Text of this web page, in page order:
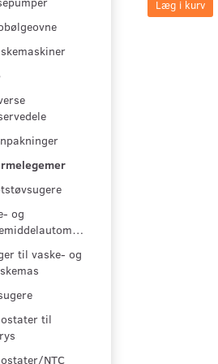
og
skyllemiddelautomater
til vaske- og
til
NTC
Læg i kurv